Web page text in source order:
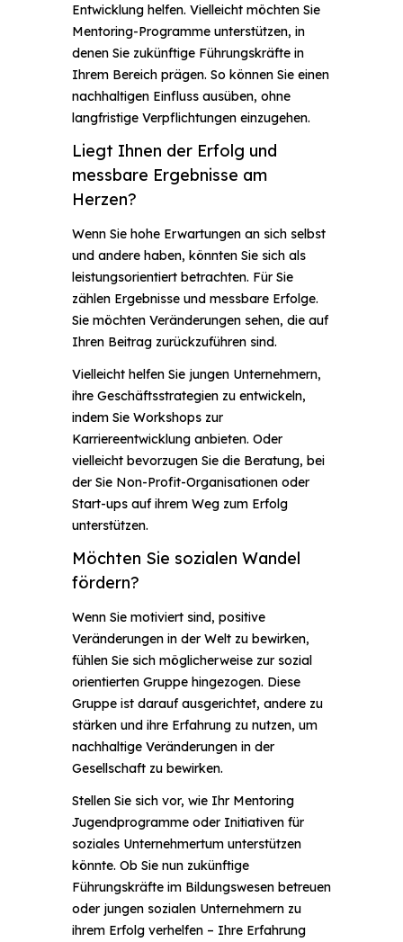
Entwicklung helfen. Vielleicht möchten Sie
Mentoring-Programme unterstützen, in
denen Sie zukünftige Führungskräfte in
Ihrem Bereich prägen. So können Sie einen
nachhaltigen Einfluss ausüben, ohne
langfristige Verpflichtungen einzugehen.
Liegt Ihnen der Erfolg und
messbare Ergebnisse am
Herzen?
Wenn Sie hohe Erwartungen an sich selbst
und andere haben, könnten Sie sich als
leistungsorientiert betrachten. Für Sie
zählen Ergebnisse und messbare Erfolge.
Sie möchten Veränderungen sehen, die auf
Ihren Beitrag zurückzuführen sind.
Vielleicht helfen Sie jungen Unternehmern,
ihre Geschäftsstrategien zu entwickeln,
indem Sie Workshops zur
Karriereentwicklung anbieten. Oder
vielleicht bevorzugen Sie die Beratung, bei
der Sie Non-Profit-Organisationen oder
Start-ups auf ihrem Weg zum Erfolg
unterstützen.
Möchten Sie sozialen Wandel
fördern?
Wenn Sie motiviert sind, positive
Veränderungen in der Welt zu bewirken,
fühlen Sie sich möglicherweise zur sozial
orientierten Gruppe hingezogen. Diese
Gruppe ist darauf ausgerichtet, andere zu
stärken und ihre Erfahrung zu nutzen, um
nachhaltige Veränderungen in der
Gesellschaft zu bewirken.
Stellen Sie sich vor, wie Ihr Mentoring
Jugendprogramme oder Initiativen für
soziales Unternehmertum unterstützen
könnte. Ob Sie nun zukünftige
Führungskräfte im Bildungswesen betreuen
oder jungen sozialen Unternehmern zu
ihrem Erfolg verhelfen – Ihre Erfahrung